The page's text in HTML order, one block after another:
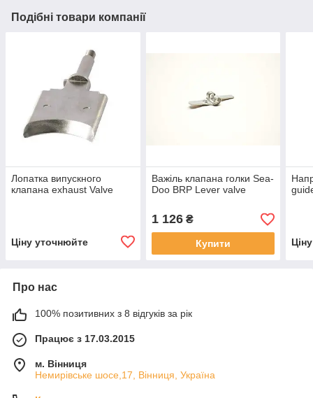
Подібні товари компанії
Лопатка випускного
клапана exhaust Valve
Ціну уточнюйте
Важіль клапана голки Sea-
Doo BRP Lever valve
1 126₴
Купити
Про нас
100% позитивних з 8 відгуків за рік
Працює з 17.03.2015
м. Вінниця
Немирівське шосе,17, Вінниця, Україна